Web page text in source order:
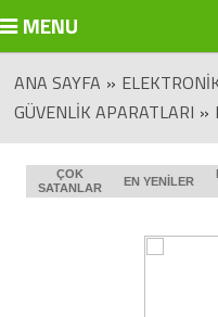
MENU
ANA SAYFA »
GÜVENLİK APARATLARI »
ÇOK
SATANLAR
EN YENILER